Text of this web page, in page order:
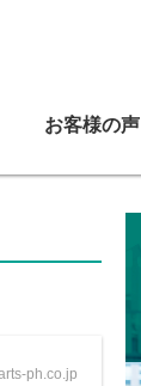
お客様の声
ph.co.jp